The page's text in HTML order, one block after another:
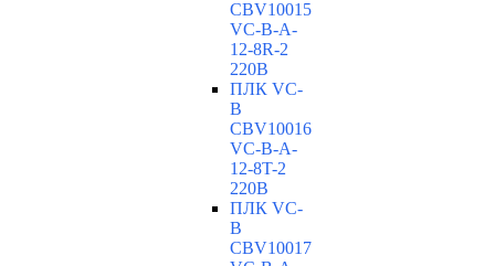
CBV10015
VC-В-A-
12-8R-2
220В
ПЛК VC-
B
CBV10016
VC-В-A-
12-8T-2
220В
ПЛК VC-
B
CBV10017